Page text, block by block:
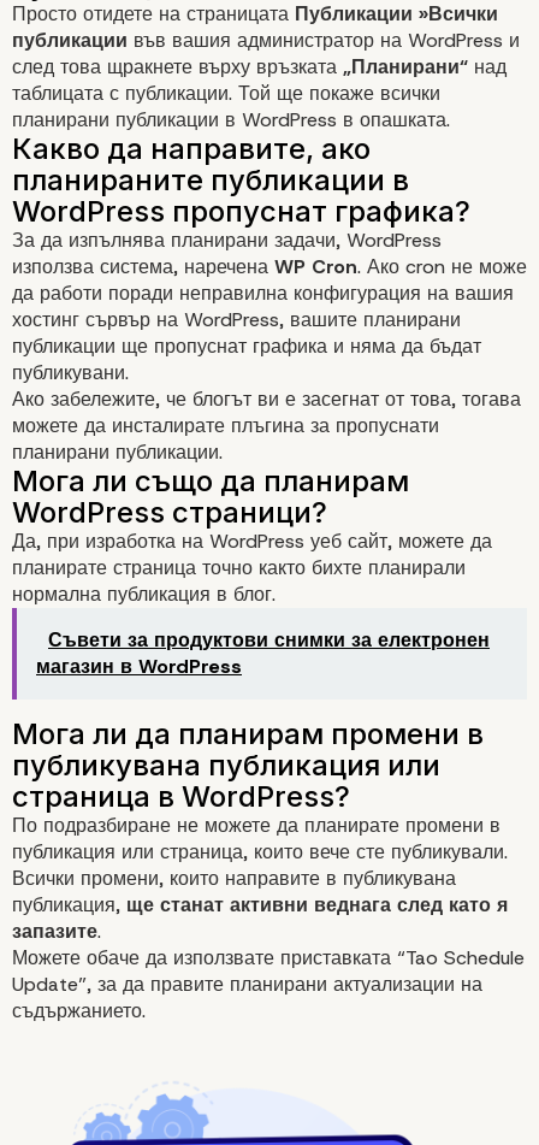
Отстраняване на
с планираните
при изработка на
уеб сайт
Как да използваме
часова зона в WordPress?
Просто отидете на страницата Публикации »Всички
публикации във вашия администратор на WordPress и
след това щракнете върху връзката „Планирани“ над
таблицата с публикации. Той ще покаже всички
планирани публикации в WordPress в опашката.
За да изпълнява планирани задачи, WordPress
използва система, наречена WP Cron. Ако cron не може
да работи поради неправилна конфигурация на вашия
хостинг сървър на WordPress, вашите планирани
публикации ще пропуснат графика и няма да бъдат
публикувани.
Ако забележите, че блогът ви е засегнат от това, тогава
можете да инсталирате плъгина за пропуснати
планирани публикации.
Да, при изработка на WordPress уеб сайт, можете да
планирате страница точно както бихте планирали
нормална публикация в блог.
Съвети за продуктови снимки за електронен
магазин в WordPress
По подразбиране не можете да планирате промени в
публикация или страница, които вече сте публикували.
Всички промени, които направите в публикувана
публикация, ще станат активни веднага след като я
запазите.
Можете обаче да използвате приставката “Tao Schedule
Update”, за да правите планирани актуализации на
съдържанието.